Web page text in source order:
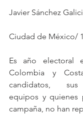
Javier Sánchez
Ciudad de México/
Es año electoral
Colombia y
candidatos, sus
equipos y quienes
campaña, no han